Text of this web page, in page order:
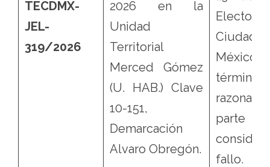
TECDMX-
JEL-
319/2026
2026 en la
Unidad
Territorial
Merced Gómez
(U. HAB.) Clave
10-151,
Demarcación
Alvaro Obregón.
parte
fallo.